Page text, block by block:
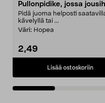
Pullonpidike, jossa
Pidä juoma helposti
kävelyllä tai ...
Väri: Hopea
2,49
Lisää ostoskoriin